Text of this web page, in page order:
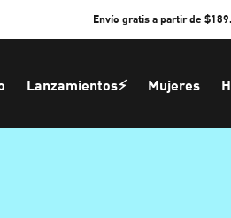
Envío gratis a partir de
Lanzamientos⚡ Mujeres